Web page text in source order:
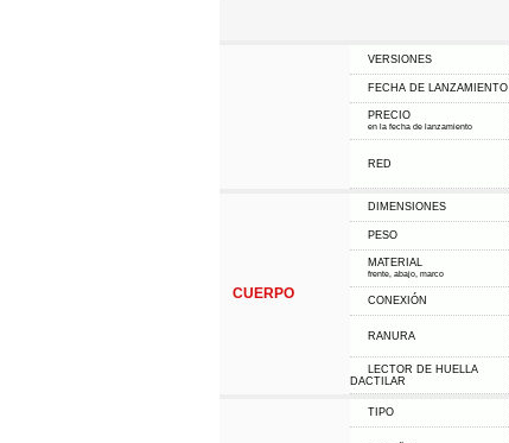
VERSIONES
FECHA DE LANZAMIENTO
PRECIO
en la fecha de lanzamiento
RED
CUERPO
DIMENSIONES
PESO
MATERIAL
frente, abajo, marco
CONEXIÓN
RANURA
LECTOR DE HUELLA
DACTILAR
TIPO